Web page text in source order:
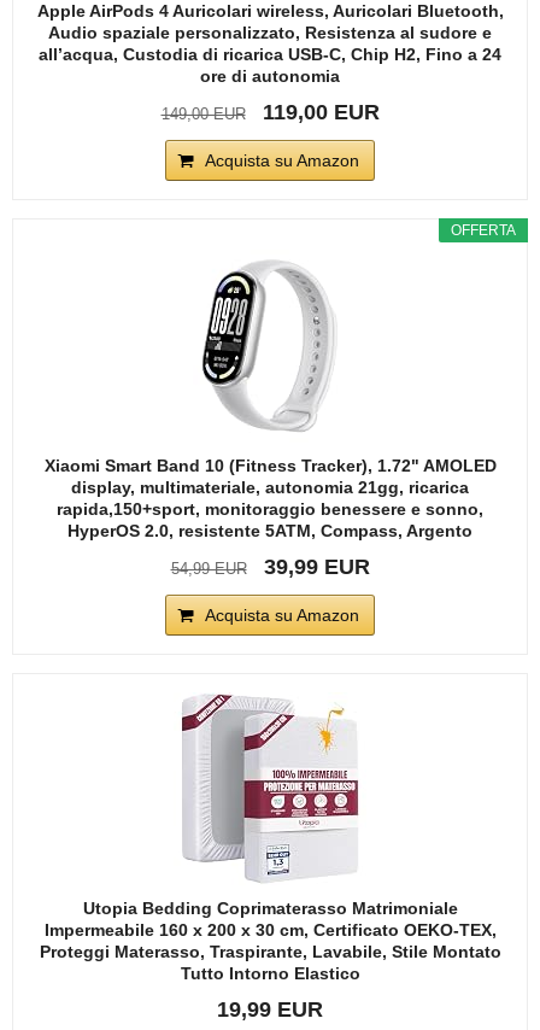
Apple AirPods 4 Auricolari wireless, Auricolari Bluetooth,
Audio spaziale personalizzato, Resistenza al sudore e
all’acqua, Custodia di ricarica USB-C, Chip H2, Fino a 24
ore di autonomia
149,00 EUR 119,00 EUR
Acquista su Amazon
OFFERTA
Xiaomi Smart Band 10 (Fitness Tracker), 1.72" AMOLED
display, multimateriale, autonomia 21gg, ricarica
rapida,150+sport, monitoraggio benessere e sonno,
HyperOS 2.0, resistente 5ATM, Compass, Argento
54,99 EUR 39,99 EUR
Acquista su Amazon
Utopia Bedding Coprimaterasso Matrimoniale
Impermeabile 160 x 200 x 30 cm, Certificato OEKO-TEX,
Proteggi Materasso, Traspirante, Lavabile, Stile Montato
Tutto Intorno Elastico
19,99 EUR